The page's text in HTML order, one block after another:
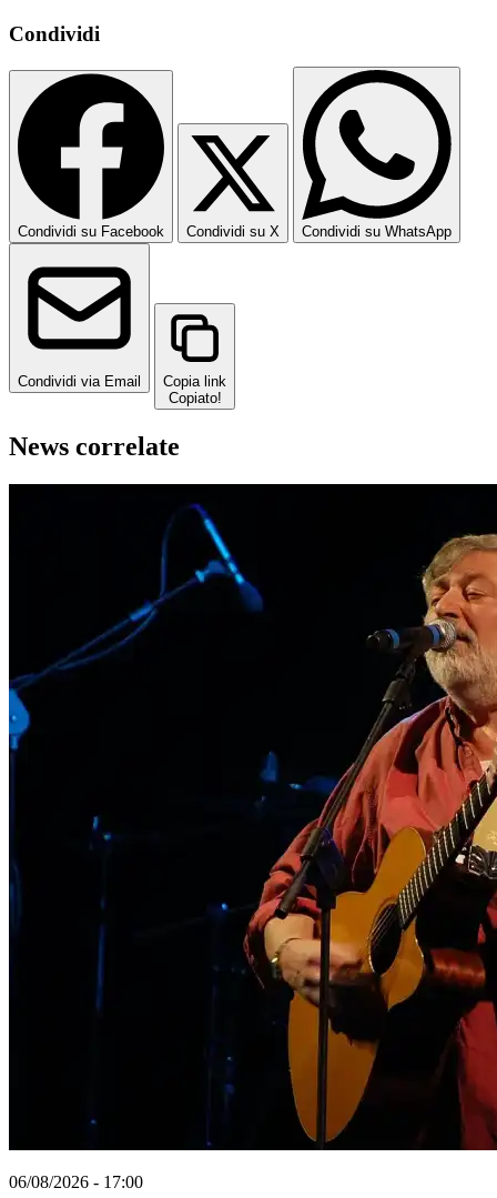
Condividi
Condividi su Facebook Condividi su X Condividi su WhatsApp
Condividi via Email
Copia link
Copiato!
News correlate
06/08/2026 - 17:00